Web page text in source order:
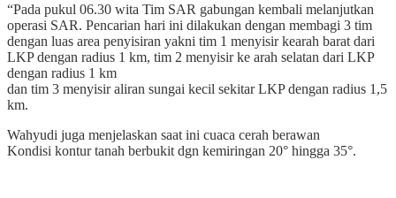
“Pada pukul 06.30 wita Tim SAR gabungan kembali melanjutkan
operasi SAR. Pencarian hari ini dilakukan dengan membagi 3 tim
dengan luas area penyisiran yakni tim 1 menyisir kearah barat dari
LKP dengan radius 1 km, tim 2 menyisir ke arah selatan dari LKP
dengan radius 1 km
dan tim 3 menyisir aliran sungai kecil sekitar LKP dengan radius 1,5
km.
Wahyudi juga menjelaskan saat ini cuaca cerah berawan
Kondisi kontur tanah berbukit dgn kemiringan 20° hingga 35°.